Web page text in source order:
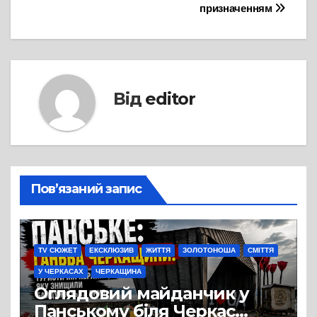
призначенням
Від editor
Пов’язаний запис
TV СЮЖЕТ ЕКСКЛЮЗИВ ЖИТТЯ ЗОЛОТОНОША СМІТТЯ
У ЧЕРКАСАХ ЧЕРКАЩИНА
Оглядовий майданчик у
Панському біля Черкас